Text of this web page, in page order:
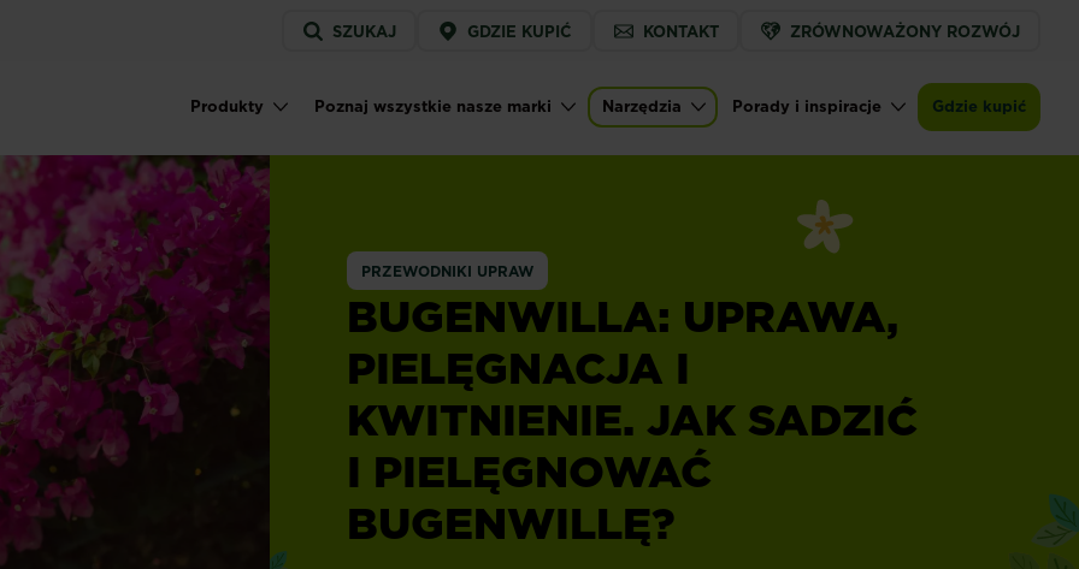
Service
menu
SZUKAJ GDZIE KUPIĆ KONTAKT ZRÓWNOWAŻONY ROZWÓJ
Main navigation
Produkty Poznaj wszystkie nasze marki Narzędzia Porady i inspiracje Gdzie kupić
PRZEWODNIKI UPRAW
BUGENWILLA: UPRAWA,
PIELĘGNACJA I
KWITNIENIE. JAK SADZIĆ
I PIELĘGNOWAĆ
BUGENWILLĘ?